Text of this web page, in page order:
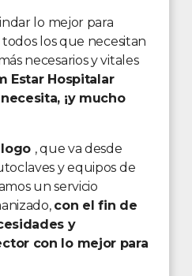
lo mejor para
los que necesitan
necesarios y vitales
Estar Hospitalar
¡y mucho
, que va desde
y equipos de
un servicio
con el fin de
y
con lo mejor para